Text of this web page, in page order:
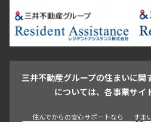
目白・高田馬場・早稲田
池尻大橋・三軒茶屋
祐天寺・学芸大学
駒沢・用賀・二子玉川
成城・砧
池
青山 渋谷 東京・大手町 新宿
葛飾区
江戸川区
三井不動産グループの住まいに関
については、各事業サイ
住んでからの安心サポートなら すま